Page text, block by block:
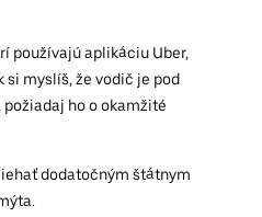
používajú aplikáciu Uber,
si myslíš, že vodič je pod
ho o okamžité
dodatočným štátnym